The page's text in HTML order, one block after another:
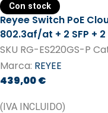
Con stock
Reyee Switch PoE
802.3af/at + 2 SFP +
SKU RG-ES220GS-P
Marca: REYEE
439,00€
(IVA INCLUIDO)